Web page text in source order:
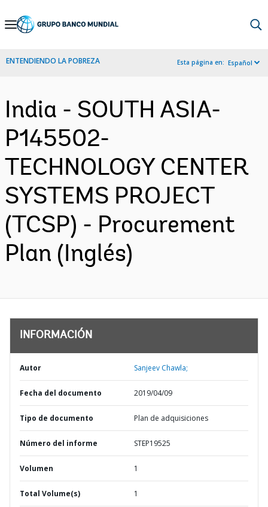
Skip
Navigation
ENTENDIENDO LA POBREZA Esta página en: Español
India - SOUTH ASIA-
P145502-
TECHNOLOGY CENTER
SYSTEMS PROJECT
(TCSP) - Procurement
Plan (Inglés)
INFORMACIÓN
Autor Sanjeev Chawla;
Fecha del documento 2019/04/09
Tipo de documento Plan de adquisiciones
Número del informe STEP19525
Volumen 1
Total Volume(s) 1